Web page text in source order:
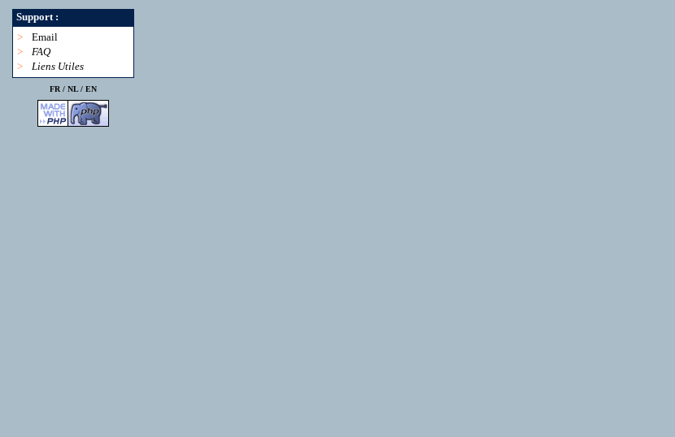
Support :
>
Email
>
FAQ
>
Liens Utiles
FR / NL/ EN